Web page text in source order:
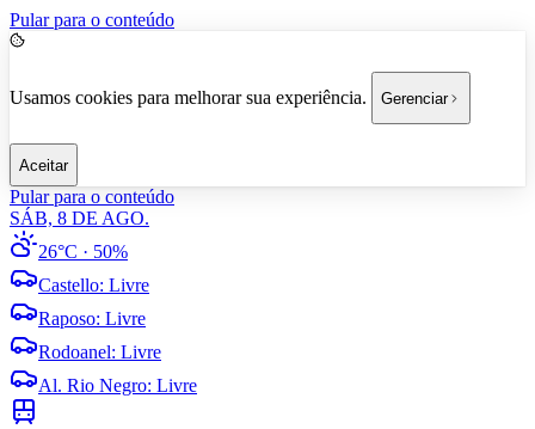
Pular para o conteúdo
Usamos cookies para melhorar sua experiência. Gerenciar
Aceitar
Pular para o conteúdo
SÁB, 8 DE AGO.
26°C · 50%
Castello: Livre
Raposo: Livre
Rodoanel: Livre
Al. Rio Negro: Livre